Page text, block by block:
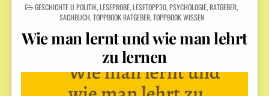
POSTED IN
GESCHICHTE U POLITIK,LESEPROBE,LESETOPP30,PSYCHOLOGIE,RATGEBER,
SACHBUCH,TOPPBOOK RATGEBER,TOPPBOOK WISSEN
Wie man lernt und wie man lehrt
zu lernen